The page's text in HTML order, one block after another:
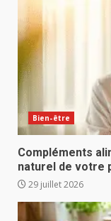
Bien-être
Compléments
naturel de votre
29 juillet 2026